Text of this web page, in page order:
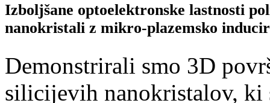
Izboljšane optoelektronske lastnosti
nanokristali z mikro-plazemsko
Demonstrirali smo 3D
silicijevih nanokristalov, ki